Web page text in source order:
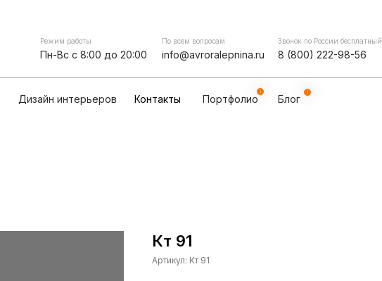
Режим работы
Пн-Вс с 8:00 до 20:00
По всем вопросам
info@avroralepnina.ru
Звонок по России бесплатный
8 (800) 222-98-56
Дизайн интерьеров Портфолио Блог
Контакты
Кт 91
Артикул: Кт 91